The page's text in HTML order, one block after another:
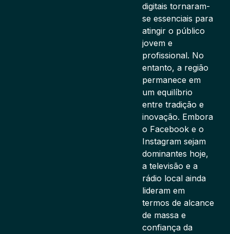
digitais tornaram-
se essenciais para
atingir o público
jovem e
profissional. No
entanto, a região
permanece em
um equilíbrio
entre tradição e
inovação. Embora
o Facebook e o
Instagram sejam
dominantes hoje,
a televisão e a
rádio local ainda
lideram em
termos de alcance
de massa e
confiança da